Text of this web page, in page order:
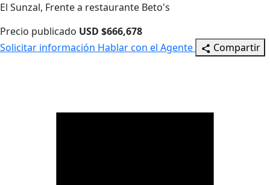
El Sunzal, Frente a restaurante Beto's
Precio publicado USD $666,678
Solicitar información Hablar con el Agente Compartir